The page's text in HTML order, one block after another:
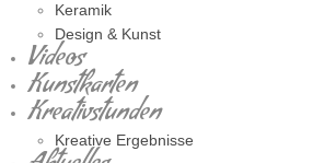
Keramik
Design & Kunst
Videos
Kunstkarten
Kreativstunden
Kreative Ergebnisse